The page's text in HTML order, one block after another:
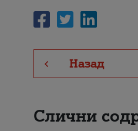
Назад
Слични